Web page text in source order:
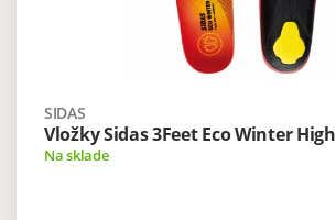
SIDAS
Vložky Sidas 3Feet Eco Winter High
Na sklade